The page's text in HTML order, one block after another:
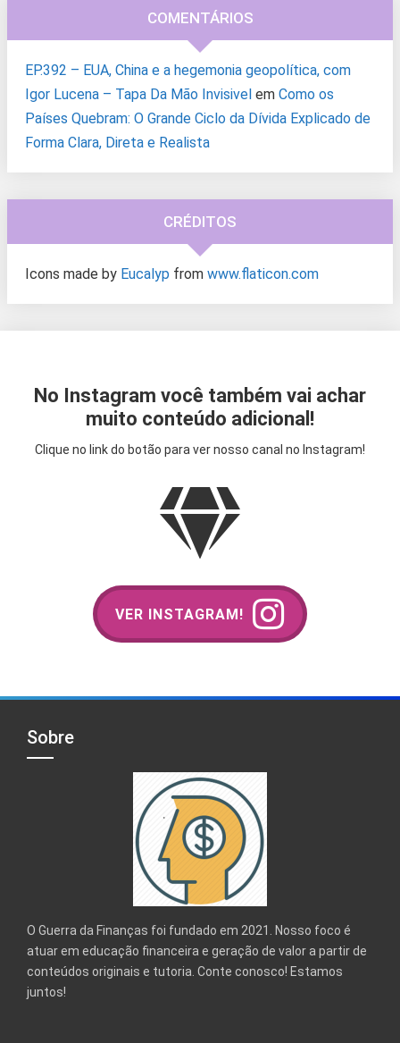
COMENTÁRIOS
EP.392 – EUA, China e a hegemonia geopolítica, com
Igor Lucena – Tapa Da Mão Invisivel em Como os
Países Quebram: O Grande Ciclo da Dívida Explicado de
Forma Clara, Direta e Realista
CRÉDITOS
Icons made by Eucalyp from www.flaticon.com
No Instagram você também vai achar
muito conteúdo adicional!
Clique no link do botão para ver nosso canal no Instagram!
VER INSTAGRAM!
Sobre
O Guerra da Finanças foi fundado em 2021. Nosso foco é
atuar em educação financeira e geração de valor a partir de
conteúdos originais e tutoria. Conte conosco! Estamos
juntos!